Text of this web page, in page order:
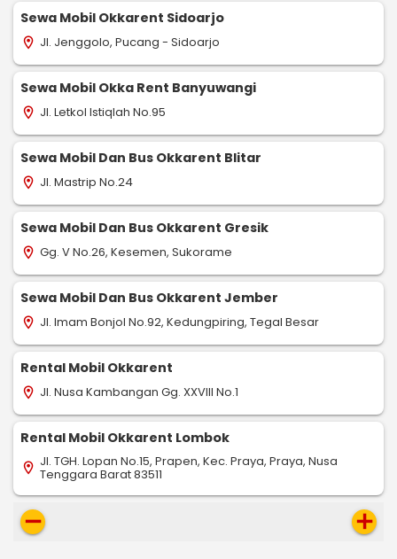
Sewa Mobil Okkarent Sidoarjo
location_on Jl. Jenggolo, Pucang - Sidoarjo
Sewa Mobil Okka Rent Banyuwangi
location_on Jl. Letkol Istiqlah No.95
Sewa Mobil Dan Bus Okkarent Blitar
location_on Jl. Mastrip No.24
Sewa Mobil Dan Bus Okkarent Gresik
location_on Gg. V No.26, Kesemen, Sukorame
Sewa Mobil Dan Bus Okkarent Jember
location_on Jl. Imam Bonjol No.92, Kedungpiring, Tegal Besar
Rental Mobil Okkarent
location_on Jl. Nusa Kambangan Gg. XXVIII No.1
Rental Mobil Okkarent Lombok
location_on Jl. TGH. Lopan No.15, Prapen, Kec. Praya, Praya, Nusa
Tenggara Barat 83511
remove add